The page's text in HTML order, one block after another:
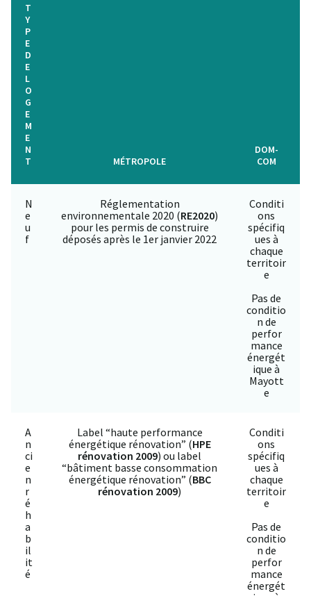
T
Y
P
E
D
E
L
O
G
E
M
E
N
T
MÉTROPOLE
DOM-
COM
N
e
u
f
Réglementation
environnementale 2020 (RE2020)
pour les permis de construire
déposés après le 1er janvier 2022
Conditi
ons
spécifiq
ues à
chaque
territoir
e
Pas de
conditio
n de
perfor
mance
énergét
ique à
Mayott
e
A
n
ci
e
n
r
é
h
a
b
il
it
é
Label “haute performance
énergétique rénovation” (HPE
rénovation 2009) ou label
“bâtiment basse consommation
énergétique rénovation” (BBC
rénovation 2009)
Conditi
ons
spécifiq
ues à
chaque
territoir
e
Pas de
conditio
n de
perfor
mance
énergét